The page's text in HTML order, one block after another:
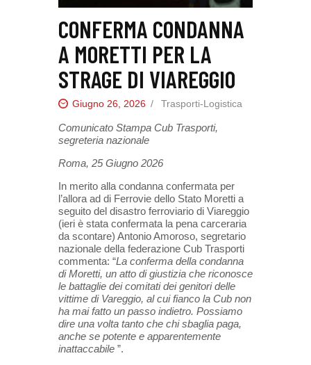
INTERNAZIONALE
RASSEGNA STAMPA
CONFERMA CONDANNA
A MORETTI PER LA
STRAGE DI VIAREGGIO
Giugno 26, 2026 Trasporti-Logistica
Comunicato Stampa Cub Trasporti,
segreteria nazionale
Roma, 25 Giugno 2026
In merito alla condanna confermata per
l’allora ad di Ferrovie dello Stato Moretti a
seguito del disastro ferroviario di Viareggio
(ieri è stata confermata la pena carceraria
da scontare) Antonio Amoroso, segretario
nazionale della federazione Cub Trasporti
commenta: “La conferma della condanna
di Moretti, un atto di giustizia che riconosce
le battaglie dei comitati dei genitori delle
vittime di Vareggio, al cui fianco la Cub non
ha mai fatto un passo indietro. Possiamo
dire una volta tanto che chi sbaglia paga,
anche se potente e apparentemente
inattaccabile ”.